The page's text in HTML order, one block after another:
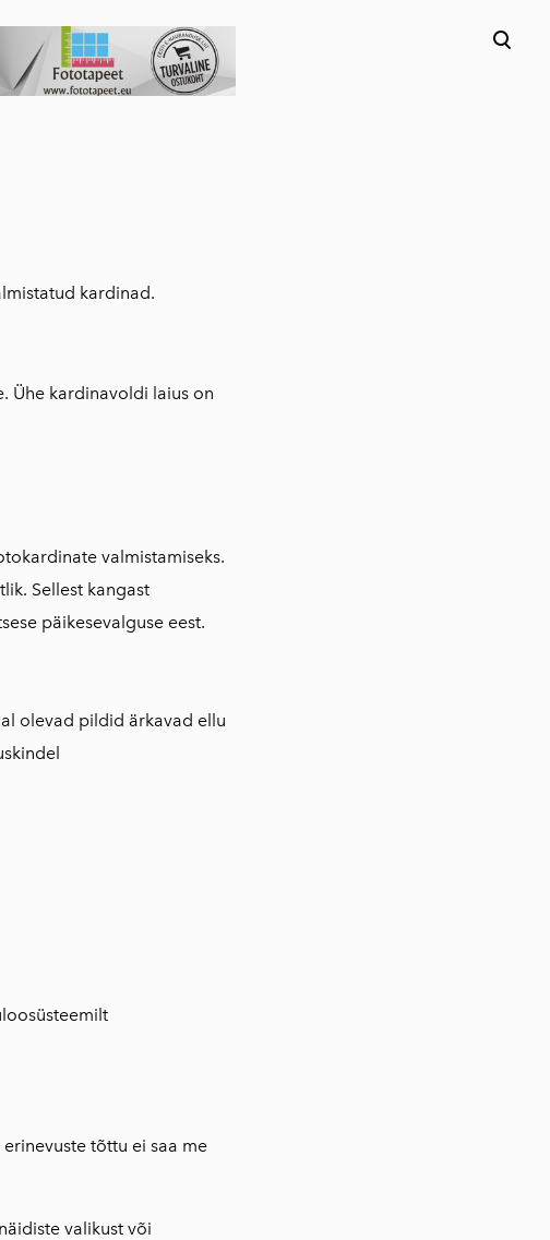
lisati ostukorvi.
kardinad.
Ühe kardinavoldi laius on
valmistamiseks.
Sellest kangast
päikesevalguse eest.
olevad pildid ärkavad ellu
tõttu ei saa me
valikust või